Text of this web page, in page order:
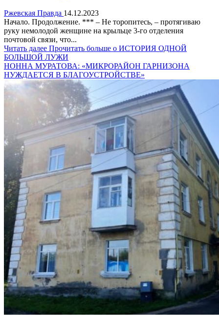
Ржевская Правда 14.12.2023
Начало. Продолжение. *** – Не торопитесь, – протягиваю
руку немолодой женщине на крыльце 3-го отделения
почтовой связи, что...
Читать далее Прочитать больше о ИСТОРИЯ ОДНОЙ
БОЛЬШОЙ ЛУЖИ
НОННА МУРАТОВА: «МИКРОРАЙОН ГАРНИЗОНА
НУЖДАЕТСЯ В БЛАГОУСТРОЙСТВЕ»